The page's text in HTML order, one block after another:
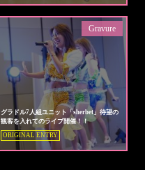
グラドル7人組ユニット「sherbet」待望の
観客を入れてのライブ開催！！
ORIGINAL ENTRY
Gravure